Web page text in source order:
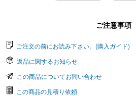
ご注意事項
ご注文の前にお読み下さい。(購入ガイド)
返品に関するお知らせ
この商品についてお問い合わせ
この商品の見積り依頼